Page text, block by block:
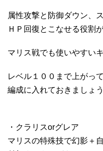
属性攻撃と防御ダウン、
ＨＰ回復とこなせる役割
マリス戦でも使いやすい
レベル１００まで上がっ
編成に入れておきましょう
・クラリスorグレア
マリスの特殊技で幻影＋